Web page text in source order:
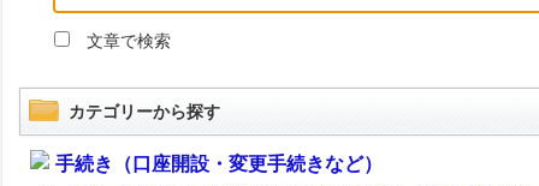
文章で検索
カテゴリーから探す
手続き（口座開設・変更手続きなど）